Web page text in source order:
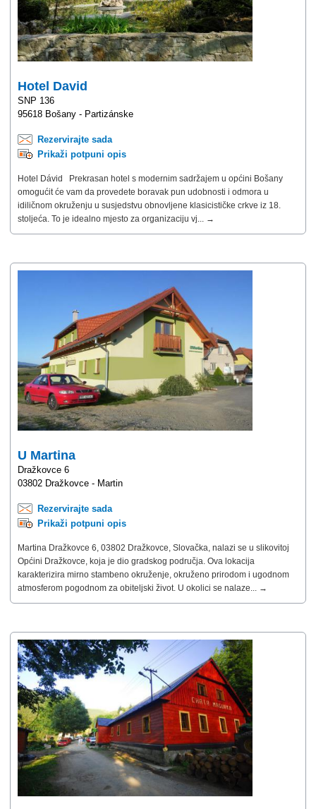
Hotel David
SNP 136
95618 Bošany - Partizánske
Rezervirajte sada
Prikaži potpuni opis
Hotel Dávid Prekrasan hotel s modernim sadržajem u općini Bošany
omogućit će vam da provedete boravak pun udobnosti i odmora u
idiličnom okruženju u susjedstvu obnovljene klasicističke crkve iz 18.
stoljeća. To je idealno mjesto za organizaciju vj... →
U Martina
Dražkovce 6
03802 Dražkovce - Martin
Rezervirajte sada
Prikaži potpuni opis
Martina Dražkovce 6, 03802 Dražkovce, Slovačka, nalazi se u slikovitoj
Općini Dražkovce, koja je dio gradskog područja. Ova lokacija
karakterizira mirno stambeno okruženje, okruženo prirodom i ugodnom
atmosferom pogodnom za obiteljski život. U okolici se nalaze... →